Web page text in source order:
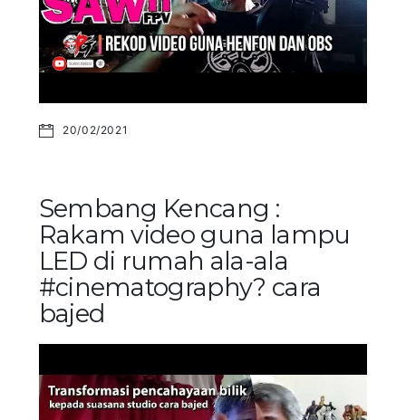
20/02/2021
Sembang Kencang :
Rakam video guna lampu
LED di rumah ala-ala
#cinematography? cara
bajed